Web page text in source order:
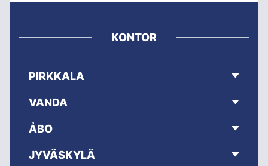
KONTOR
PIRKKALA
VANDA
ÅBO
JYVÄSKYLÄ